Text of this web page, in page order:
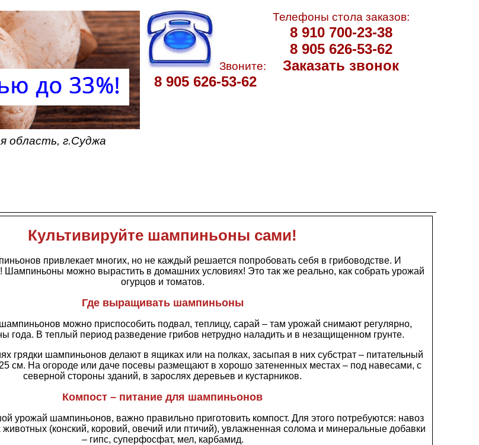
Звоните:
8 905 626-53-62
Телефоны стола заказов:
8 910 700-23-38
8 905 626-53-62
Заказать звонок
область, г.Суджа
Культивируйте шампиньоны сами!
привлекает многих, но не каждый решается попробовать себя в грибоводстве. И
Шампиньоны можно вырастить в домашних условиях! Это так же реально, как собрать урожай
огурцов и томатов.
Где выращивать шампиньоны
можно приспособить подвал, теплицу, сарай – там урожай снимают регулярно,
года. В теплый период разведение грибов нетрудно наладить и в незащищенном грунте.
грядки шампиньонов делают в ящиках или на полках, засыпая в них субстрат – питательный
см. На огороде или даче посевы размещают в хорошо затененных местах – под навесами, с
северной стороны зданий, в зарослях деревьев и кустарников.
Компост – питание для шампиньонов
урожай шампиньонов, важно правильно приготовить компост. Для этого потребуются: навоз
животных (конский, коровий, овечий или птичий), увлажненная солома и минеральные добавки
– гипс, суперфосфат, мел, карбамид.